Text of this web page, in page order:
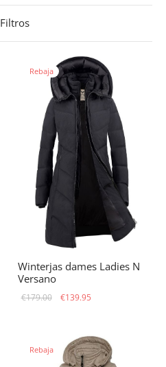
Filtros
Rebaja
Winterjas dames Ladies N
Versano
€179.00
El precio
€179.00.
€139.95
€139.95.
Rebaja